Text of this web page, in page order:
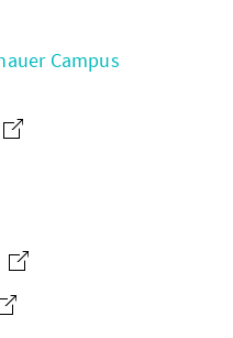
Campus